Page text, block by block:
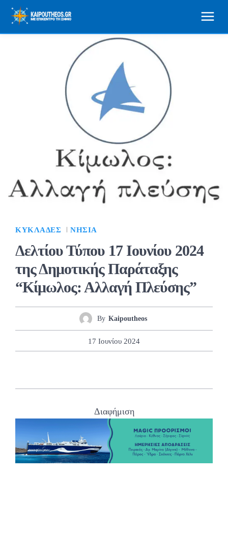
ΚΥΚΛΆΔΕΣ ΝΗΣΙΆ
Δελτίου Τύπου 17 Ιουνίου 2024
της Δημοτικής Παράταξης
“Κίμωλος: Αλλαγή Πλεύσης”
By Kaipoutheos
17 Ιουνίου 2024
Διαφήμιση